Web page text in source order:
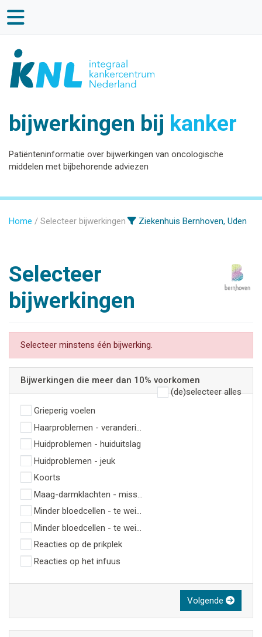
bijwerkingen bij kanker
Patiënteninformatie over bijwerkingen van oncologische
middelen met bijbehorende adviezen
Home Selecteer bijwerkingen Ziekenhuis Bernhoven, Uden
Selecteer
bijwerkingen
Selecteer minstens één bijwerking.
Bijwerkingen die meer dan 10% voorkomen
(de)selecteer alles
Grieperig voelen
Haarproblemen - veranderingen aan het haar
Huidproblemen - huiduitslag
Huidproblemen - jeuk
Koorts
Maag-darmklachten - misselijk zijn en overgeven
Minder bloedcellen - te weinig bloedplaatjes
Minder bloedcellen - te weinig witte bloedcellen
Reacties op de prikplek
Reacties op het infuus
Volgende